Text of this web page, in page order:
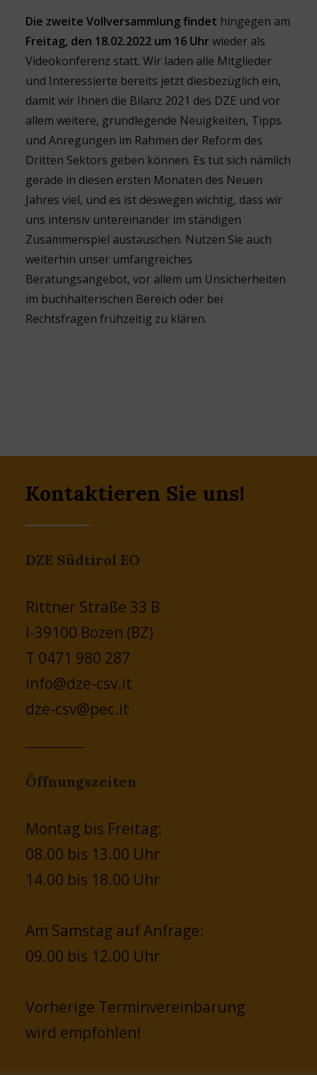
Die zweite Vollversammlung findet hingegen am
Freitag, den 18.02.2022 um 16 Uhr wieder als
Videokonferenz statt. Wir laden alle Mitglieder
und Interessierte bereits jetzt diesbezüglich ein,
damit wir Ihnen die Bilanz 2021 des DZE und vor
allem weitere, grundlegende Neuigkeiten, Tipps
und Anregungen im Rahmen der Reform des
Dritten Sektors geben können. Es tut sich nämlich
gerade in diesen ersten Monaten des Neuen
Jahres viel, und es ist deswegen wichtig, dass wir
uns intensiv untereinander im ständigen
Zusammenspiel austauschen. Nutzen Sie auch
weiterhin unser umfangreiches
Beratungsangebot, vor allem um Unsicherheiten
im buchhalterischen Bereich oder bei
Rechtsfragen frühzeitig zu klären.
Kontaktieren Sie uns!
DZE Südtirol EO
Rittner Straße 33 B
I-39100 Bozen (BZ)
T 0471 980 287
info@dze-csv.it
dze-csv@pec.it
Öffnungszeiten
Montag bis Freitag:
08.00 bis 13.00 Uhr
14.00 bis 18.00 Uhr
Am Samstag auf Anfrage:
09.00 bis 12.00 Uhr
Vorherige Terminvereinbarung
wird empfohlen!